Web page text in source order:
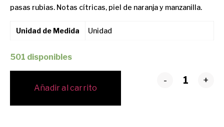
pasas rubias. Notas cítricas, piel de naranja y manzanilla.
Unidad de Medida Unidad
501 disponibles
- +
Añadir al carrito